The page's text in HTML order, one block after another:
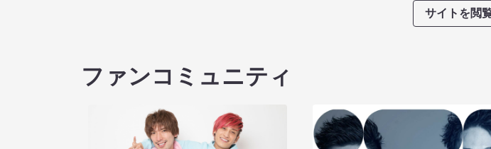
サイトを閲
ファンコミュニティ